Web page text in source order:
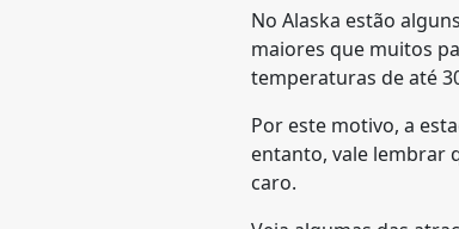
No Alaska estão
maiores que muitos
temperaturas de até
Por este motivo, a
entanto, vale lembrar
caro.